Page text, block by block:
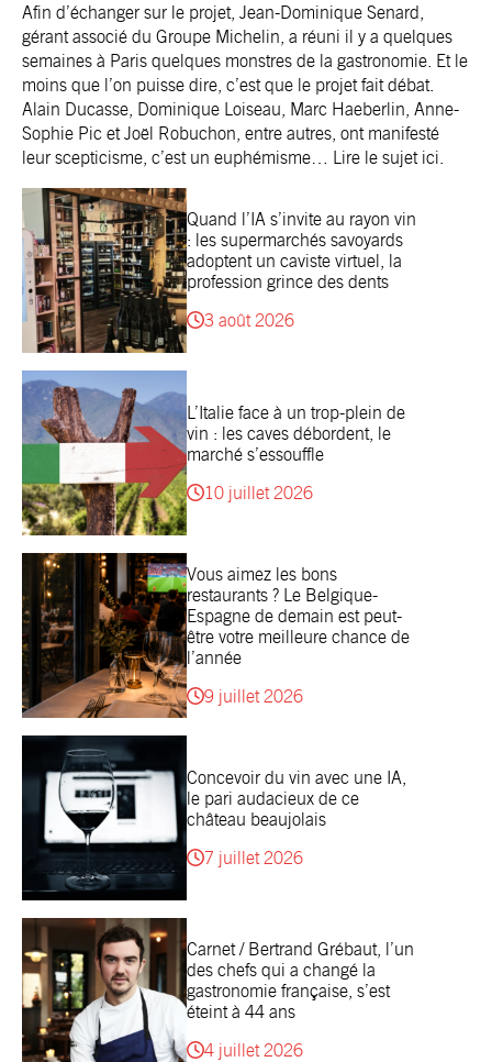
Afin d’échanger sur le projet, Jean-Dominique Senard,
gérant associé du Groupe Michelin, a réuni il y a quelques
semaines à Paris quelques monstres de la gastronomie. Et le
moins que l’on puisse dire, c’est que le projet fait débat.
Alain Ducasse, Dominique Loiseau, Marc Haeberlin, Anne-
Sophie Pic et Joël Robuchon, entre autres, ont manifesté
leur scepticisme, c’est un euphémisme… Lire le sujet ici
Quand l’IA s’invite au rayon vin
: les supermarchés savoyards
adoptent un caviste virtuel, la
profession grince des dents
3 août 2026
L’Italie face à un trop-plein de
vin : les caves débordent, le
marché s’essouffle
10 juillet 2026
Vous aimez les bons
restaurants ? Le Belgique-
Espagne de demain est peut-
être votre meilleure chance de
l’année
9 juillet 2026
Concevoir du vin avec une IA,
le pari audacieux de ce
château beaujolais
7 juillet 2026
Carnet / Bertrand Grébaut, l’un
des chefs qui a changé la
gastronomie française, s’est
éteint à 44 ans
4 juillet 2026